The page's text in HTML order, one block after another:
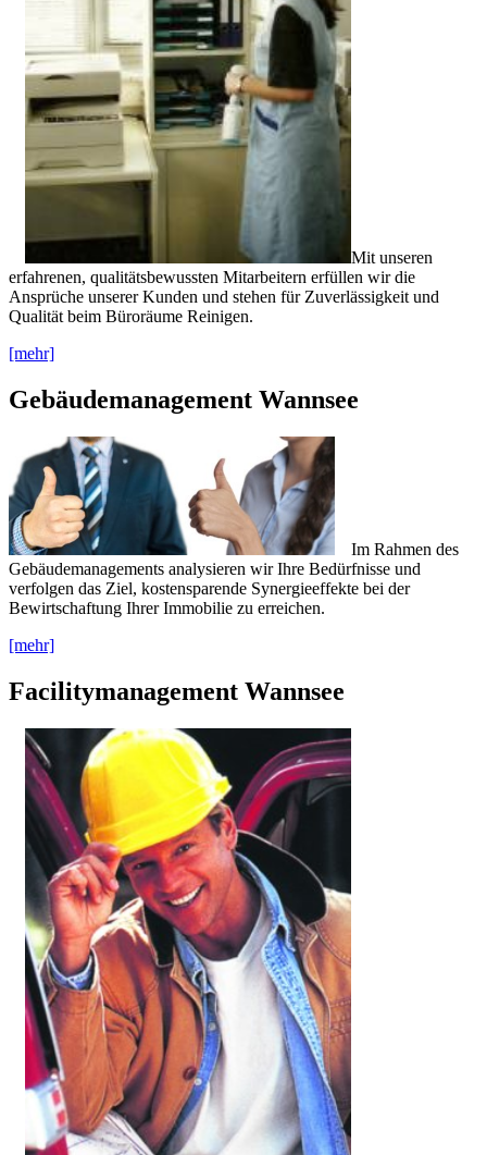
Mit unseren
erfahrenen, qualitätsbewussten Mitarbeitern erfüllen wir die
Ansprüche unserer Kunden und stehen für Zuverlässigkeit und
Qualität beim Büroräume Reinigen.
[mehr]
Gebäudemanagement Wannsee
Im Rahmen des
Gebäudemanagements analysieren wir Ihre Bedürfnisse und
verfolgen das Ziel, kostensparende Synergieeffekte bei der
Bewirtschaftung Ihrer Immobilie zu erreichen.
[mehr]
Facilitymanagement Wannsee